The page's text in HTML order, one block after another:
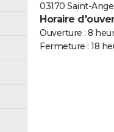
03170 Saint-
Horaire
Ouverture : 8
Fermeture : 18